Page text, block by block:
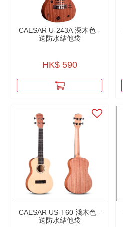
CAESAR U-243A 深木色 -
送防水結他袋
HK$ 590
CAESAR US-T60 淺木色 -
送防水結他袋